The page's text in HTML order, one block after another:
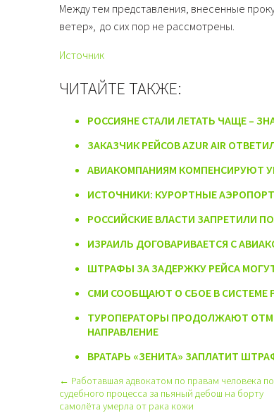
Между тем представления, внесенные
ветер», до сих пор не рассмотрены.
Источник
ЧИТАЙТЕ ТАКЖЕ:
РОССИЯНЕ СТАЛИ ЛЕТАТЬ ЧАЩЕ –
ЗАКАЗЧИК РЕЙСОВ AZUR AIR
АВИАКОМПАНИЯМ КОМПЕНСИРУЮТ
ИСТОЧНИКИ: КУРОРТНЫЕ
РОССИЙСКИЕ ВЛАСТИ ЗАПРЕТИЛИ
ИЗРАИЛЬ ДОГОВАРИВАЕТСЯ С
ШТРАФЫ ЗА ЗАДЕРЖКУ РЕЙСА
СМИ СООБЩАЮТ О СБОЕ В СИСТЕМЕ
ТУРОПЕРАТОРЫ ПРОДОЛЖАЮТ
НАПРАВЛЕНИЕ
ВРАТАРЬ «ЗЕНИТА» ЗАПЛАТИТ
← Работавшая адвокатом по правам человека
судебного процесса за пьяный дебош на борту
самолёта умерла от рака кожи